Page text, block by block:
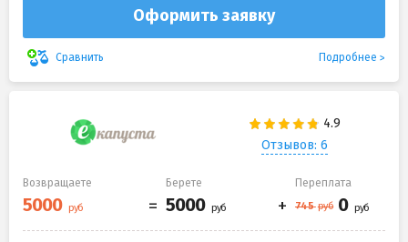
Оформить заявку
Сравнить Подробнее
Отзывов: 6
Возвращаете Берете Переплата